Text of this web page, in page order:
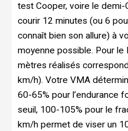
test Cooper, voire le demi-
courir 12 minutes (ou 6
connaît bien son allure) à
moyenne possible. Pour
mètres réalisés
km/h). Votre VMA
60-65% pour l’endurance
seuil, 100-105% pour le
km/h permet de viser un